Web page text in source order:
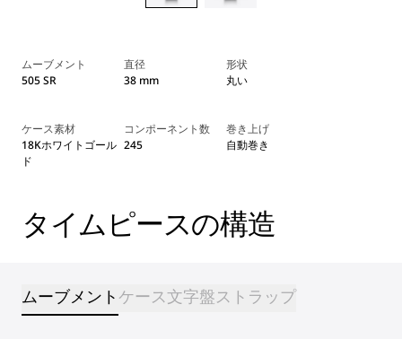
ムーブメント
505 SR
直径
38 mm
形状
丸い
ケース素材
18Kホワイトゴール
ド
コンポーネント数
245
巻き上げ
自動巻き
タイムピースの構造
ムーブメント ケース文字盤ストラップ